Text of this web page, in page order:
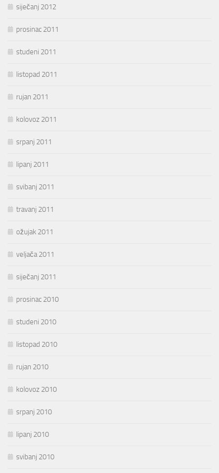
siječanj 2012
prosinac 2011
studeni 2011
listopad 2011
rujan 2011
kolovoz 2011
srpanj 2011
lipanj 2011
svibanj 2011
travanj 2011
ožujak 2011
veljača 2011
siječanj 2011
prosinac 2010
studeni 2010
listopad 2010
rujan 2010
kolovoz 2010
srpanj 2010
lipanj 2010
svibanj 2010